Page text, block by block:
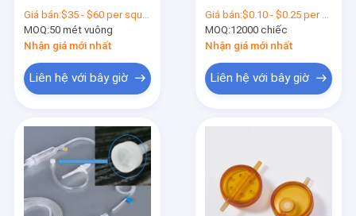
Giá bán:$35 - $60 per square meter
MOQ:50 mét vuông
Nhận giá mới nhất
Liên hệ với bây giờ
kích thước lỗ 0.2um
đến 5.0um
Giá bán:$0.10 - $0.25 per piece
MOQ:12000 chiếc
Nhận giá mới nhất
Liên hệ với bây giờ